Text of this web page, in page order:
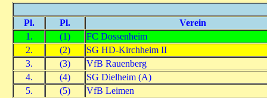
Pl. Pl.
Verein
1.
(1)
FC Dossenheim
2.
(2)
SG HD-Kirchheim II
3.
(3)
VfB Rauenberg
4.
(4)
SG Dielheim (A)
5.
(5)
VfB Leimen